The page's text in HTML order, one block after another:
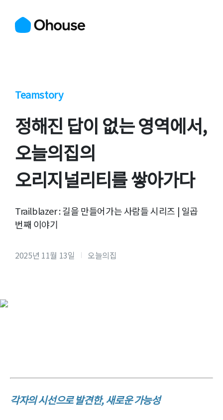
Teamstory
정해진 답이 없는 영역에서,
오늘의집의
오리지널리티를 쌓아가다
Trailblazer : 길을 만들어가는 사람들 시리즈 | 일곱
번째 이야기
2025년 11월 13일 오늘의집
각자의 시선으로 발견한, 새로운 가능성